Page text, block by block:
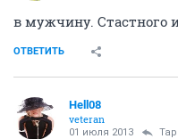
в мужчину. Стастного
ОТВЕТИТЬ
Hell08
veteran
01 июля 2013